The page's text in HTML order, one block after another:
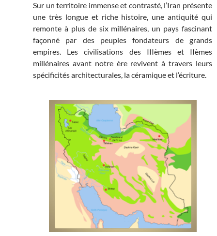
Sur un territoire immense et contrasté, l’Iran présente
une très longue et riche histoire, une antiquité qui
remonte à plus de six millénaires, un pays fascinant
façonné par des peuples fondateurs de grands
empires. Les civilisations des IIIèmes et IIèmes
millénaires avant notre ère revivent à travers leurs
spécificités architecturales, la céramique et l’écriture.